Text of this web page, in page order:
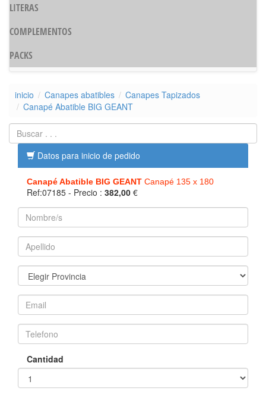
LITERAS
COMPLEMENTOS
PACKS
inicio Canapes abatibles
Canapes Tapizados
Canapé Abatible BIG GEANT
Datos para inicio de pedido
Canapé Abatible BIG GEANT Canapé 135 x 180
Ref:07185 - Precio : 382,00 €
Cantidad